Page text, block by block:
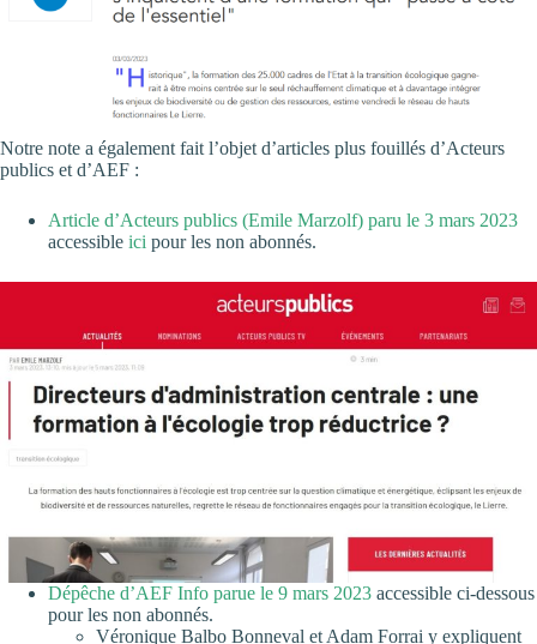
Notre note a également fait l’objet d’articles plus fouillés d’Acteurs
publics et d’AEF :
Article d’Acteurs publics (Emile Marzolf) paru le 3 mars 2023
accessible ici pour les non abonnés.
Dépêche d’AEF Info parue le 9 mars 2023 accessible ci-dessous
pour les non abonnés.
Véronique Balbo Bonneval et Adam Forrai y expliquent